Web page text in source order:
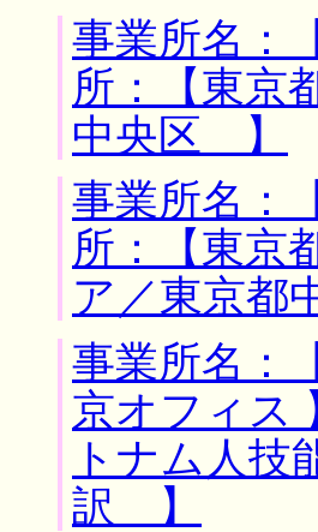
事業所名：
所：【東京
中央区 】
事業所名：
所：【東京
ア／東京
事業所名：
京オフィス
トナム人技
訳 】